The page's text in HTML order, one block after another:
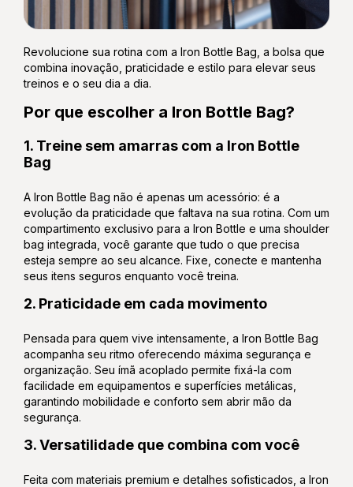
Revolucione sua rotina com a Iron Bottle Bag, a bolsa que
combina inovação, praticidade e estilo para elevar seus
treinos e o seu dia a dia.
Por que escolher a Iron Bottle Bag?
1. Treine sem amarras com a Iron Bottle
Bag
A Iron Bottle Bag não é apenas um acessório: é a
evolução da praticidade que faltava na sua rotina. Com um
compartimento exclusivo para a Iron Bottle e uma shoulder
bag integrada, você garante que tudo o que precisa
esteja sempre ao seu alcance. Fixe, conecte e mantenha
seus itens seguros enquanto você treina.
2. Praticidade em cada movimento
Pensada para quem vive intensamente, a Iron Bottle Bag
acompanha seu ritmo oferecendo máxima segurança e
organização. Seu ímã acoplado permite fixá-la com
facilidade em equipamentos e superfícies metálicas,
garantindo mobilidade e conforto sem abrir mão da
segurança.
3. Versatilidade que combina com você
Feita com materiais premium e detalhes sofisticados, a Iron